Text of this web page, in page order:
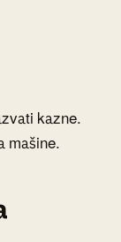
kazne.
mašine.